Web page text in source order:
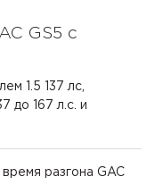
GS5 с
1.5 137 лс,
до 167 л.с. и
разгона GAC